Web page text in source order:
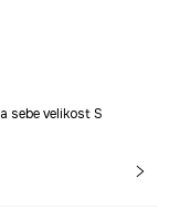
sebe velikost S